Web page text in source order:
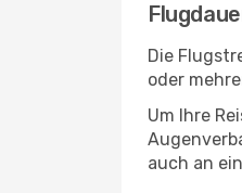
Die
oder
Um Ihre
auch an